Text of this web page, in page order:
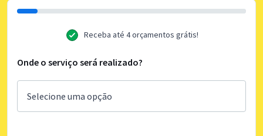
Receba até 4 orçamentos grátis!
Onde o serviço será realizado?